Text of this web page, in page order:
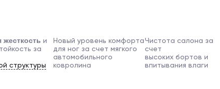
жесткость и
за
структуры
Новый уровень комфорта
для ног за счет мягкого
автомобильного
ковролина
Чистота салона за
счет
высоких бортов и
впитывания влаги